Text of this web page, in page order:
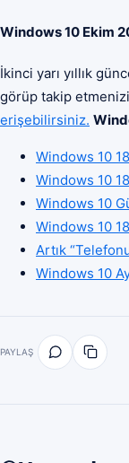
Windows 10 Ekim
İkinci yarı yıllık
görüp takip
erişebilirsiniz.
Windows 10
Windows 10
Windows 10
Windows 10
Artık
Windows 10
PAYLAŞ